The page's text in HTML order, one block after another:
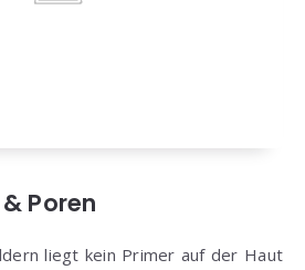
Poren
liegt kein Primer auf der Haut